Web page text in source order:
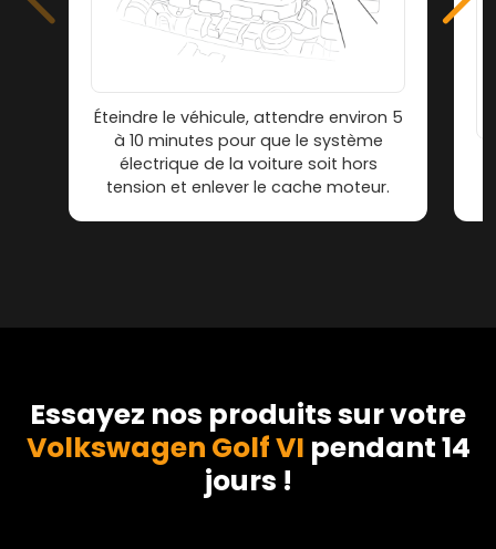
Éteindre le véhicule, attendre environ 5
à 10 minutes pour que le système
électrique de la voiture soit hors
tension et enlever le cache moteur.
Essayez nos produits sur votre
Volkswagen Golf VI pendant 14
jours !